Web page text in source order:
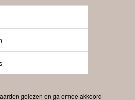
Pro.nl
gelezen en ga ermee akkoord